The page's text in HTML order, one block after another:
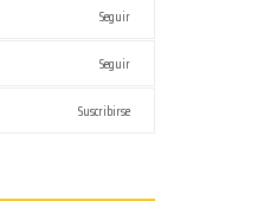
Seguir
Seguir
Suscribirse